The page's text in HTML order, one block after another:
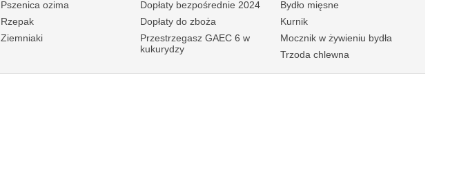
Pszenica ozima
Rzepak
Ziemniaki
Dopłaty bezpośrednie 2024
Dopłaty do zboża
Przestrzegasz GAEC 6 w
kukurydzy
Bydło mięsne
Kurnik
Mocznik w żywieniu bydła
Trzoda chlewna